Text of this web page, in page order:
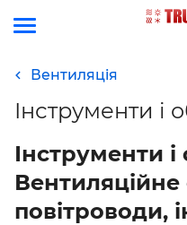
Вентиляція
Інструменти і
Інструменти
повітроводи,